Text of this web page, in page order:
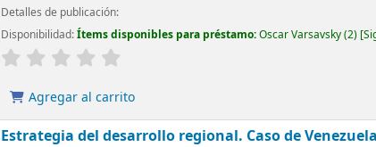
Detalles de publicación:
Disponibilidad:Ítems disponibles para préstamo:Oscar Varsavsky(2)
Agregar al carrito
Estrategia del desarrollo regional. Caso de